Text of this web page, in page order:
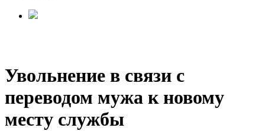
Увольнение в связи с
переводом мужа к новому
месту службы